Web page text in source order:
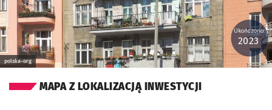
polska-org
Ukończono:
2023
MAPA Z LOKALIZACJĄ INWESTYCJI